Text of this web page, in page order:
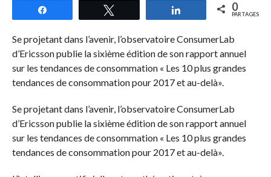
Partagez 0
PARTAGES
Se projetant dans l’avenir, l’observatoire ConsumerLab
d’Ericsson publie la sixième édition de son rapport annuel
sur les tendances de consommation « Les 10 plus grandes
tendances de consommation pour 2017 et au-delà».
Se projetant dans l’avenir, l’observatoire ConsumerLab
d’Ericsson publie la sixième édition de son rapport annuel
sur les tendances de consommation « Les 10 plus grandes
tendances de consommation pour 2017 et au-delà».